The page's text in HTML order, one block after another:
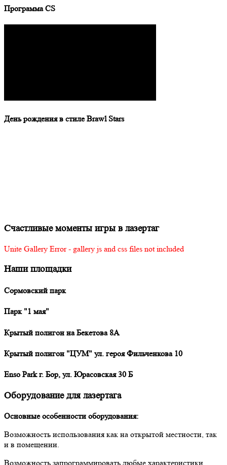
Программа CS
День рождения в стиле Brawl Stars
Счастливые моментыигры в лазертаг
Unite Gallery Error - gallery js and css files not included
Нашиплощадки
Сормовский парк
Парк "1 мая"
Крытый полигон на Бекетова 8А
Крытый полигон "ЦУМ" ул. героя Фильченкова 10
Enso Park г. Бор, ул. Юрасовская 30 Б
Оборудованиедля лазертага
Основные особенности оборудования:
Возможность использования как на открытой местности, так
и в помещении.
Возможность запрограммировать любые характеристики